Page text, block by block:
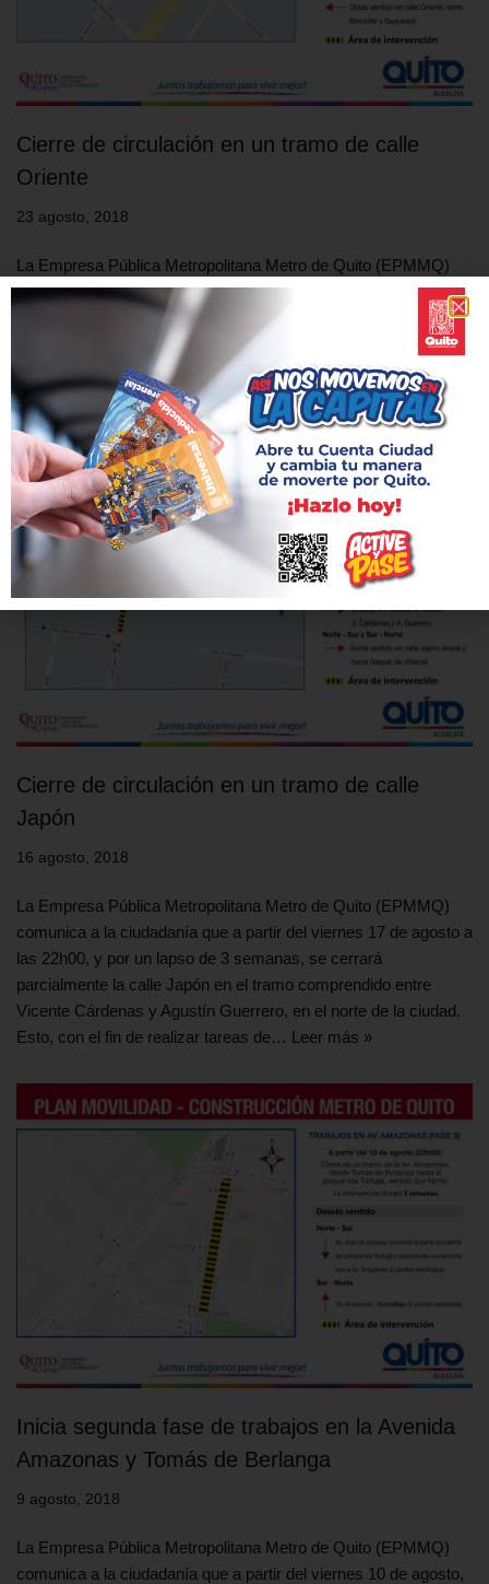
Cierre de circulación en un tramo de calle
Oriente
23 agosto, 2018
La Empresa Pública Metropolitana Metro de Quito (EPMMQ)
comunica a la ciudadanía que a partir del viernes 24 de agosto a
las 22h00, y por un lapso de 12 meses, se cerrará parcialmente
la calle Oriente en el tramo comprendido entre Montúfar y Pedro
Fermín Cevallos, en el centro de la ciudad. Esto, con el fin de
construir el Pozo…Leer más »
Cierre de circulación en un tramo de calle
Japón
16 agosto, 2018
La Empresa Pública Metropolitana Metro de Quito (EPMMQ)
comunica a la ciudadanía que a partir del viernes 17 de agosto a
las 22h00, y por un lapso de 3 semanas, se cerrará
parcialmente la calle Japón en el tramo comprendido entre
Vicente Cárdenas y Agustín Guerrero, en el norte de la ciudad.
Esto, con el fin de realizar tareas de… Leer más »
Inicia segunda fase de trabajos en la Avenida
Amazonas y Tomás de Berlanga
9 agosto, 2018
La Empresa Pública Metropolitana Metro de Quito (EPMMQ)
comunica a la ciudadanía que a partir del viernes 10 de agosto,